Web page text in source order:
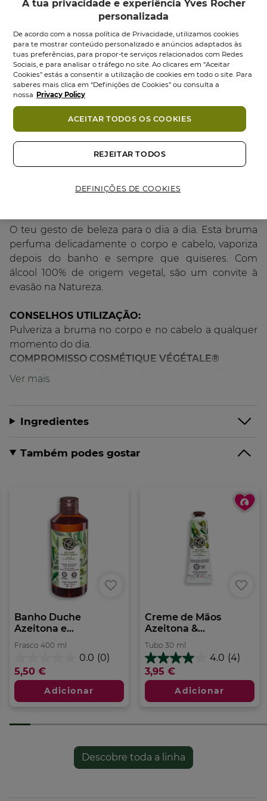
Quantidade
Entrega em 1-2 dias úteis no
Continente. Entrega em 10-12 dias
úteis nas Ilhas. Portes grátis acima de
O teu gesto de beleza para o dia a dia. Esta bruma
perfuma delicadamente o corpo e cabelo, vaporiza
depois do banho e sempre que quiseres. Com
álcool 100% de origem vegetal, são um convite à
evasão na Natureza.
CONSELHOS UTILIZAÇÃO:
Pulveriza a bruma no corpo e no cabelo a qualquer
momento do dia.
COMPROMISSO COSMÉTIQUE VÉGÉTALE®
• + de 95% de ingredientes de origem natural
• Plástico reciclável
• Frasco em plástico 100% reciclado
Ingredientes
Também podes gostar
Banho Duche
Azeitona e...
Frasco 400 ml
0.0 (0)
em
5
estrelas.
5,50 €
Adicionar
Creme de Mãos
Azeitona &...
Tubo 30 ml
4.0 (4)
4.0
em
5
estrelas.
4
3,95 €
Adicionar
Descobre toda a linha
A tua privacidade e experiência Yves Rocher
personalizada
De acordo com a nossa política de Privacidade, utilizamos cookies
para te mostrar conteúdo personalizado e anúncios adaptados às
tuas preferências, para propor-te serviços relacionados com Redes
Sociais, e para analisar o tráfego no site. Ao clicares em “Aceitar
Cookies” estás a consentir a utilização de cookies em todo o site. Para
saberes mais clica em “Definições de Cookies” ou consulta a
nossa Privacy Policy
DEFINIÇÕES DE COOKIES
REJEITAR TODOS
ACEITAR TODOS OS COOKIES